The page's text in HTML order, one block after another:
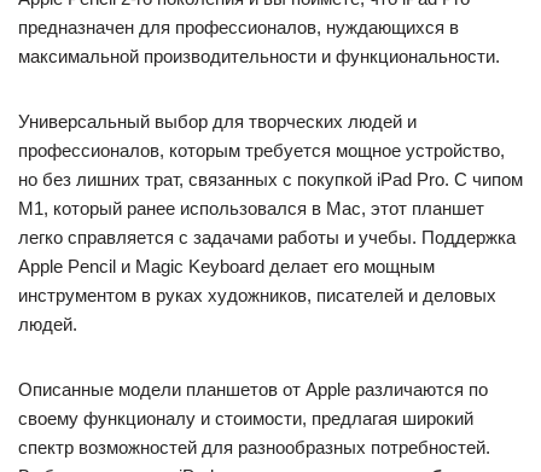
предназначен для профессионалов, нуждающихся в
максимальной производительности и функциональности.
Универсальный выбор для творческих людей и
профессионалов, которым требуется мощное устройство,
но без лишних трат, связанных с покупкой iPad Pro. С чипом
M1, который ранее использовался в Mac, этот планшет
легко справляется с задачами работы и учебы. Поддержка
Apple Pencil и Magic Keyboard делает его мощным
инструментом в руках художников, писателей и деловых
людей.
Описанные модели планшетов от Apple различаются по
своему функционалу и стоимости, предлагая широкий
спектр возможностей для разнообразных потребностей.